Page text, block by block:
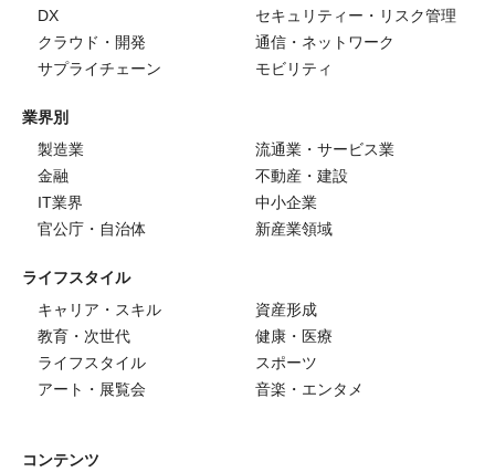
DX
セキュリティー・リスク管理
クラウド・開発
通信・ネットワーク
サプライチェーン
モビリティ
業界別
製造業
流通業・サービス業
金融
不動産・建設
IT業界
中小企業
官公庁・自治体
新産業領域
ライフスタイル
キャリア・スキル
資産形成
教育・次世代
健康・医療
ライフスタイル
スポーツ
アート・展覧会
音楽・エンタメ
コンテンツ